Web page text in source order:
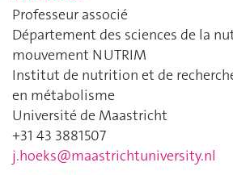
Professeur associé
Département des sciences de la
mouvement NUTRIM
Institut de nutrition et de
en métabolisme
Université de Maastricht
+31 43 3881507
j.hoeks@maastrichtuniversity.nl